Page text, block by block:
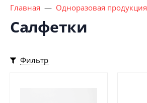
Главная Одноразовая продукция
Салфетки
Фильтр